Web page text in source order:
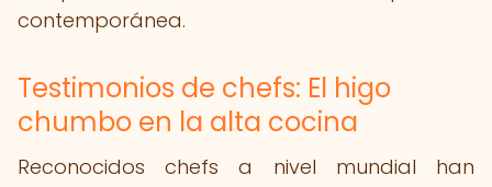
contemporánea.
Testimonios de chefs: El higo
chumbo en la alta cocina
Reconocidos chefs a nivel mundial han